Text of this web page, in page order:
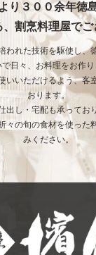
り３００余年徳
割烹料理屋でご
われた技術を駆使し、
日々、お料理をお作り
いいただけるよう、客
おります。
出し・宅配も承ってお
々の旬の食材を使った
みください。